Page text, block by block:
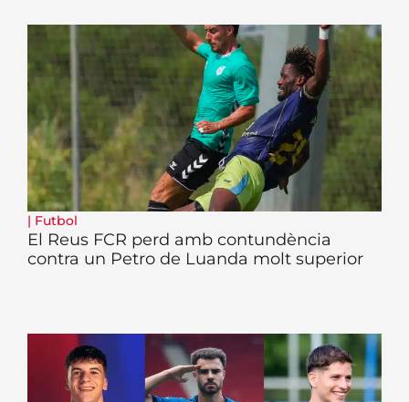
| Futbol
El Reus FCR perd amb contundència
contra un Petro de Luanda molt superior